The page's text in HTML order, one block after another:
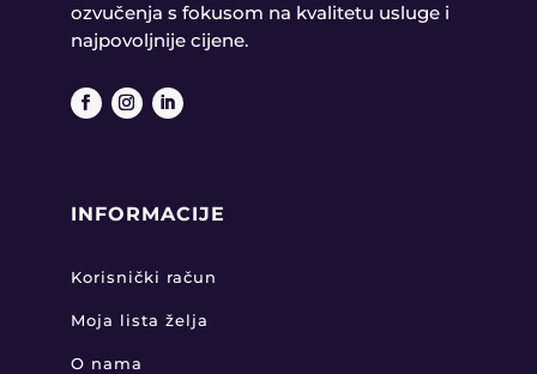
ozvučenja s fokusom na kvalitetu usluge i
najpovoljnije cijene.
INFORMACIJE
Korisnički račun
Moja lista želja
O nama